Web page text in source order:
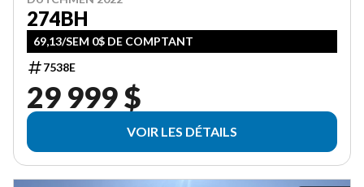
274BH
69,13/SEM 0$ DE COMPTANT
7538E
29 999 $
VOIR LES DÉTAILS